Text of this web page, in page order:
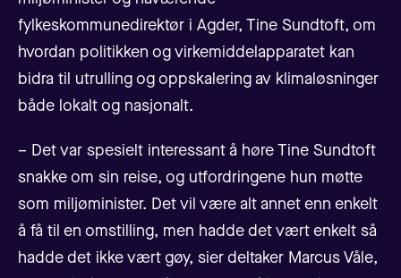
fylkeskommunedirektør i Agder, Tine Sundtoft, om
hvordan politikken og virkemiddelapparatet kan
bidra til utrulling og oppskalering av klimaløsninger
både lokalt og nasjonalt.
– Det var spesielt interessant å høre Tine Sundtoft
snakke om sin reise, og utfordringene hun møtte
som miljøminister. Det vil være alt annet enn enkelt
å få til en omstilling, men hadde det vært enkelt så
hadde det ikke vært gøy, sier deltaker Marcus Våle,